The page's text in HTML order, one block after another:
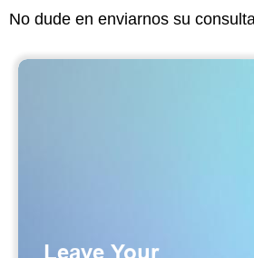
No dude en enviarnos su